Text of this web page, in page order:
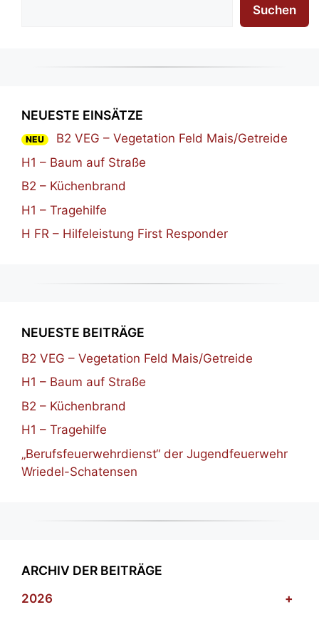
Suchen
NEUESTE EINSÄTZE
NEU
B2 VEG – Vegetation Feld Mais/Getreide
H1 – Baum auf Straße
B2 – Küchenbrand
H1 – Tragehilfe
H FR – Hilfeleistung First Responder
NEUESTE BEITRÄGE
B2 VEG – Vegetation Feld Mais/Getreide
H1 – Baum auf Straße
B2 – Küchenbrand
H1 – Tragehilfe
„Berufsfeuerwehrdienst“ der Jugendfeuerwehr
Wriedel-Schatensen
ARCHIV DER BEITRÄGE
2026
+